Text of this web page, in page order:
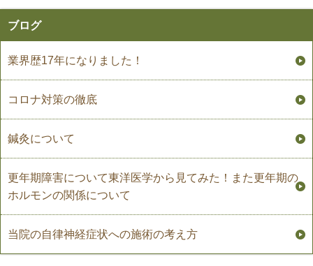
ブログ
業界歴17年になりました！
コロナ対策の徹底
鍼灸について
更年期障害について東洋医学から見てみた！また更年期の
ホルモンの関係について
当院の自律神経症状への施術の考え方